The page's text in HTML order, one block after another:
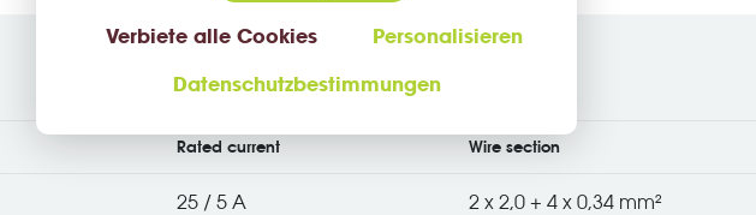
Rated current Wire section
25 / 5 A 2 x 2,0 + 4 x 0,34 mm²
Verbiete alle Cookies
Personalisieren
Datenschutzbestimmungen